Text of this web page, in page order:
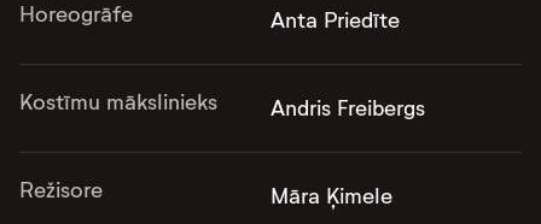
Horeogrāfe Anta Priedīte
Kostīmu mākslinieks Andris Freibergs
Režisore Māra Ķimele